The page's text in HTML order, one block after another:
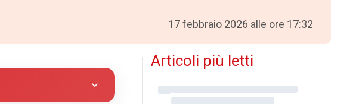
17 febbraio 2026 alle ore 17:32
Articoli più letti